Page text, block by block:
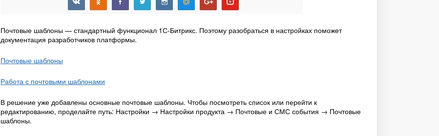
Почтовые шаблоны — стандартный функционал 1С-Битрикс. Поэтому разобраться в настройках поможет
документация разработчиков платформы.
Почтовые шаблоны
Работа с почтовыми шаблонами
В решение уже добавлены основные почтовые шаблоны. Чтобы посмотреть список или перейти к
редактированию, проделайте путь: Настройки → Настройки продукта → Почтовые и СМС события → Почтовые
шаблоны.